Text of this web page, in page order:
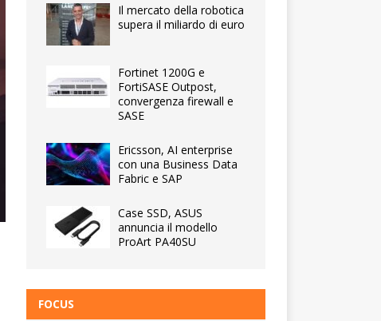
Il mercato della robotica
supera il miliardo di euro
Fortinet 1200G e
FortiSASE Outpost,
convergenza firewall e
SASE
Ericsson, AI enterprise
con una Business Data
Fabric e SAP
Case SSD, ASUS
annuncia il modello
ProArt PA40SU
FOCUS